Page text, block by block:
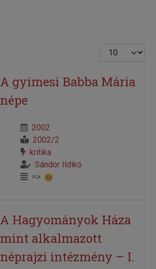
Tételek #
A gyimesi Babba Mária
népe
2002
2002/2
kritika
Sándor Ildikó
=>
A Hagyományok Háza
mint alkalmazott
néprajzi intézmény – I.